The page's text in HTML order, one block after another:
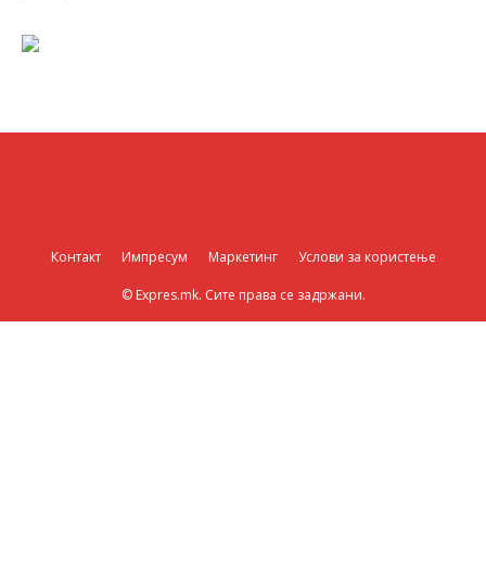
Контакт Импресум Маркетинг Услови за користење
© Expres.mk. Сите права се задржани.